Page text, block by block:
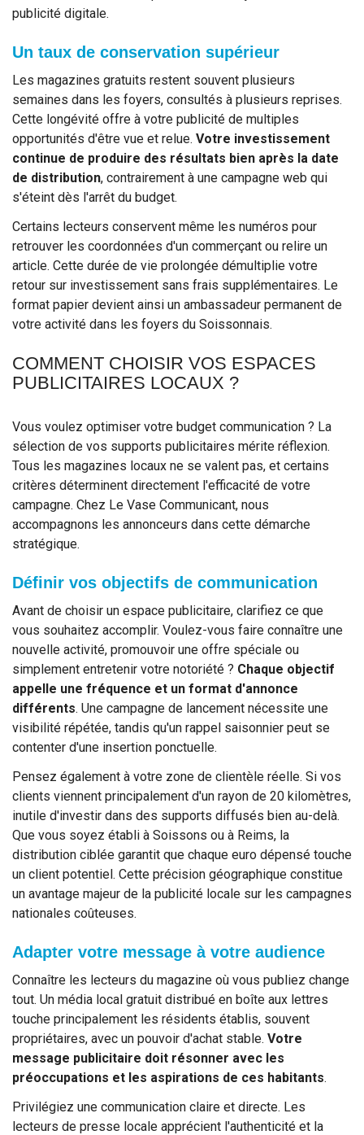
publicité digitale.
Un taux de conservation supérieur
Les magazines gratuits restent souvent plusieurs
semaines dans les foyers, consultés à plusieurs reprises.
Cette longévité offre à votre publicité de multiples
opportunités d'être vue et relue. Votre investissement
continue de produire des résultats bien après la date
de distribution, contrairement à une campagne web qui
s'éteint dès l'arrêt du budget.
Certains lecteurs conservent même les numéros pour
retrouver les coordonnées d'un commerçant ou relire un
article. Cette durée de vie prolongée démultiplie votre
retour sur investissement sans frais supplémentaires. Le
format papier devient ainsi un ambassadeur permanent de
votre activité dans les foyers du Soissonnais.
COMMENT CHOISIR VOS ESPACES
PUBLICITAIRES LOCAUX ?
Vous voulez optimiser votre budget communication ? La
sélection de vos supports publicitaires mérite réflexion.
Tous les magazines locaux ne se valent pas, et certains
critères déterminent directement l'efficacité de votre
campagne. Chez Le Vase Communicant, nous
accompagnons les annonceurs dans cette démarche
stratégique.
Définir vos objectifs de communication
Avant de choisir un espace publicitaire, clarifiez ce que
vous souhaitez accomplir. Voulez-vous faire connaître une
nouvelle activité, promouvoir une offre spéciale ou
simplement entretenir votre notoriété ? Chaque objectif
appelle une fréquence et un format d'annonce
différents. Une campagne de lancement nécessite une
visibilité répétée, tandis qu'un rappel saisonnier peut se
contenter d'une insertion ponctuelle.
Pensez également à votre zone de clientèle réelle. Si vos
clients viennent principalement d'un rayon de 20 kilomètres,
inutile d'investir dans des supports diffusés bien au-delà.
Que vous soyez établi à Soissons ou à Reims, la
distribution ciblée garantit que chaque euro dépensé touche
un client potentiel. Cette précision géographique constitue
un avantage majeur de la publicité locale sur les campagnes
nationales coûteuses.
Adapter votre message à votre audience
Connaître les lecteurs du magazine où vous publiez change
tout. Un média local gratuit distribué en boîte aux lettres
touche principalement les résidents établis, souvent
propriétaires, avec un pouvoir d'achat stable. Votre
message publicitaire doit résonner avec les
préoccupations et les aspirations de ces habitants.
Privilégiez une communication claire et directe. Les
lecteurs de presse locale apprécient l'authenticité et la